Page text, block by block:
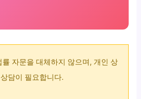
률 자문을 대체하지 않으며, 개인 상
담이 필요합니다.